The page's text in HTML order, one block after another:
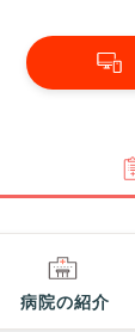
病院の紹介